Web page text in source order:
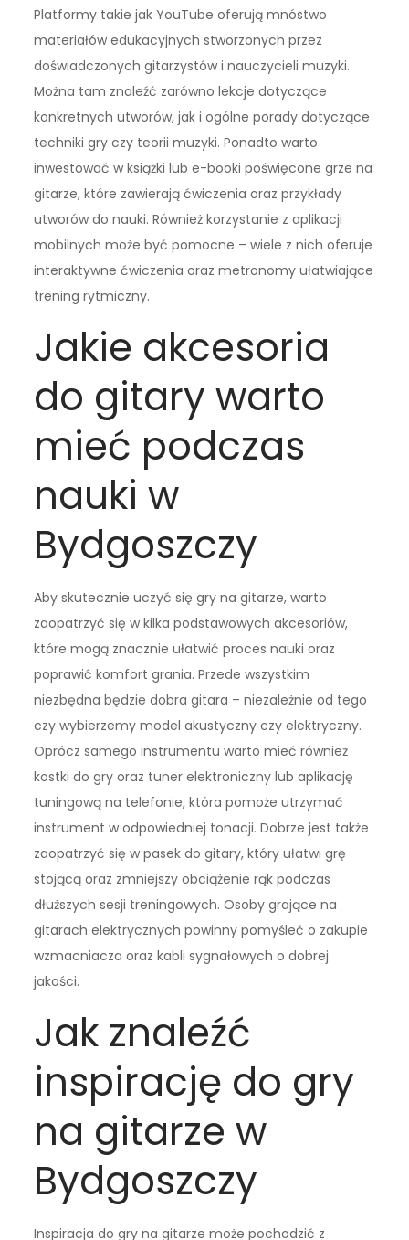
Platformy takie jak YouTube oferują mnóstwo
materiałów edukacyjnych stworzonych przez
doświadczonych gitarzystów i nauczycieli muzyki.
Można tam znaleźć zarówno lekcje dotyczące
konkretnych utworów, jak i ogólne porady dotyczące
techniki gry czy teorii muzyki. Ponadto warto
inwestować w książki lub e-booki poświęcone grze na
gitarze, które zawierają ćwiczenia oraz przykłady
utworów do nauki. Również korzystanie z aplikacji
mobilnych może być pomocne – wiele z nich oferuje
interaktywne ćwiczenia oraz metronomy ułatwiające
trening rytmiczny.
Jakie akcesoria
do gitary warto
mieć podczas
nauki w
Bydgoszczy
Aby skutecznie uczyć się gry na gitarze, warto
zaopatrzyć się w kilka podstawowych akcesoriów,
które mogą znacznie ułatwić proces nauki oraz
poprawić komfort grania. Przede wszystkim
niezbędna będzie dobra gitara – niezależnie od tego
czy wybierzemy model akustyczny czy elektryczny.
Oprócz samego instrumentu warto mieć również
kostki do gry oraz tuner elektroniczny lub aplikację
tuningową na telefonie, która pomoże utrzymać
instrument w odpowiedniej tonacji. Dobrze jest także
zaopatrzyć się w pasek do gitary, który ułatwi grę
stojącą oraz zmniejszy obciążenie rąk podczas
dłuższych sesji treningowych. Osoby grające na
gitarach elektrycznych powinny pomyśleć o zakupie
wzmacniacza oraz kabli sygnałowych o dobrej
jakości.
Jak znaleźć
inspirację do gry
na gitarze w
Bydgoszczy
Inspiracja do gry na gitarze może pochodzić z